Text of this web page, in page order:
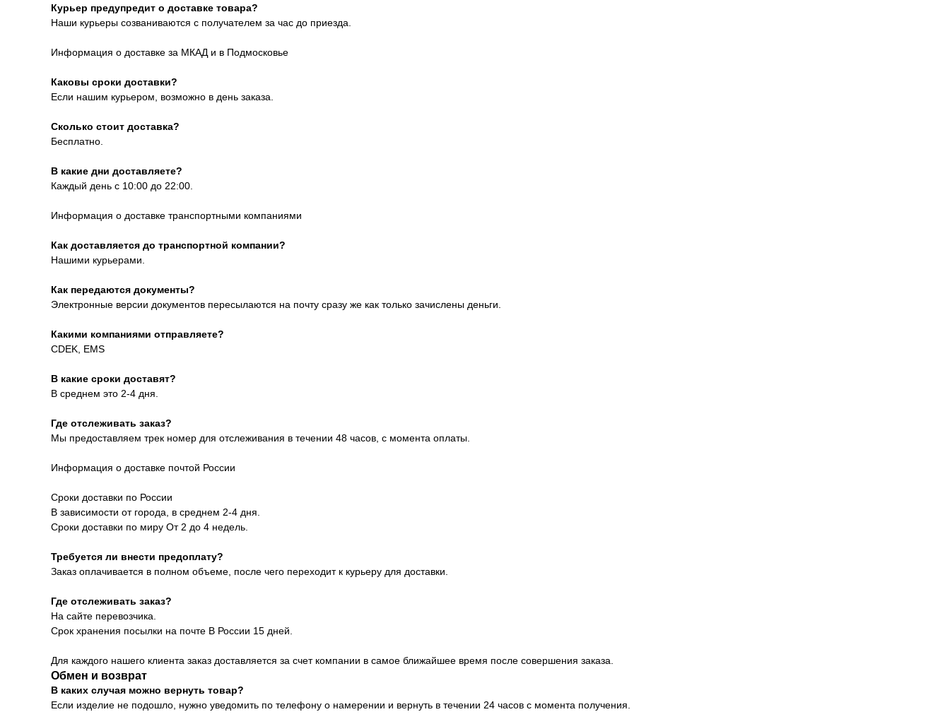
Курьер предупредит о доставке товара?
Наши курьеры созваниваются с получателем за час до приезда.
Информация о доставке за МКАД и в Подмосковье
Каковы сроки доставки?
Если нашим курьером, возможно в день заказа.
Сколько стоит доставка?
Бесплатно.
В какие дни доставляете?
Каждый день с 10:00 до 22:00.
Информация о доставке транспортными компаниями
Как доставляется до транспортной компании?
Нашими курьерами.
Как передаются документы?
Электронные версии документов пересылаются на почту сразу же как только зачислены деньги.
Какими компаниями отправляете?
CDEK, EMS
В какие сроки доставят?
В среднем это 2-4 дня.
Где отслеживать заказ?
Мы предоставляем трек номер для отслеживания в течении 48 часов, с момента оплаты.
Информация о доставке почтой России
Сроки доставки по России
В зависимости от города, в среднем 2-4 дня.
Сроки доставки по миру От 2 до 4 недель.
Требуется ли внести предоплату?
Заказ оплачивается в полном объеме, после чего переходит к курьеру для доставки.
Где отслеживать заказ?
На сайте перевозчика.
Срок хранения посылки на почте В России 15 дней.
Для каждого нашего клиента заказ доставляется за счет компании в самое ближайшее время после совершения заказа.
Обмен и возврат
В каких случая можно вернуть товар?
Если изделие не подошло, нужно уведомить по телефону о намерении и вернуть в течении 24 часов с момента получения.